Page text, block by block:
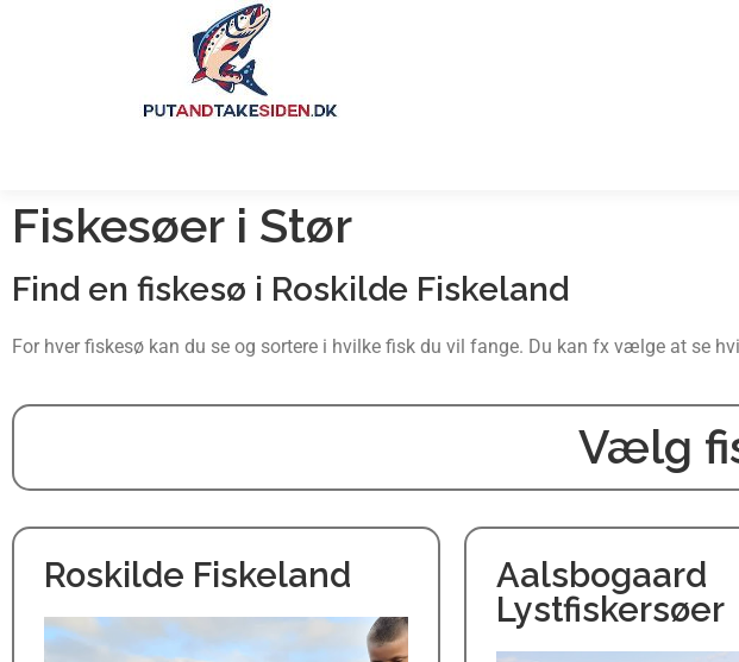
Fiskesøer i Stør
Find en fiskesø i Roskilde Fiskeland
For hver fiskesø kan du se og sortere i hvilke fisk du vil fange. Du kan fx vælge at se
Vælg
Roskilde Fiskeland
Aalsbogaard
Lystfiskersøer